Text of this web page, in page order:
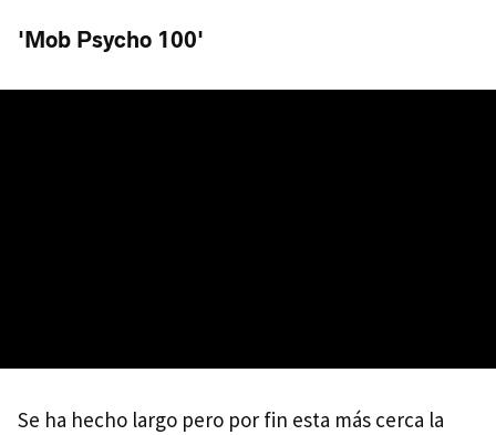
'Mob Psycho 100'
Se ha hecho largo pero por fin esta más cerca la